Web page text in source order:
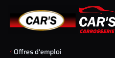
Offres d'emploi